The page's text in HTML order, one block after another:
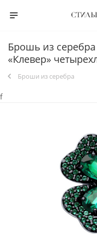
Брошь из
«Клевер»
Броши из серебра
f